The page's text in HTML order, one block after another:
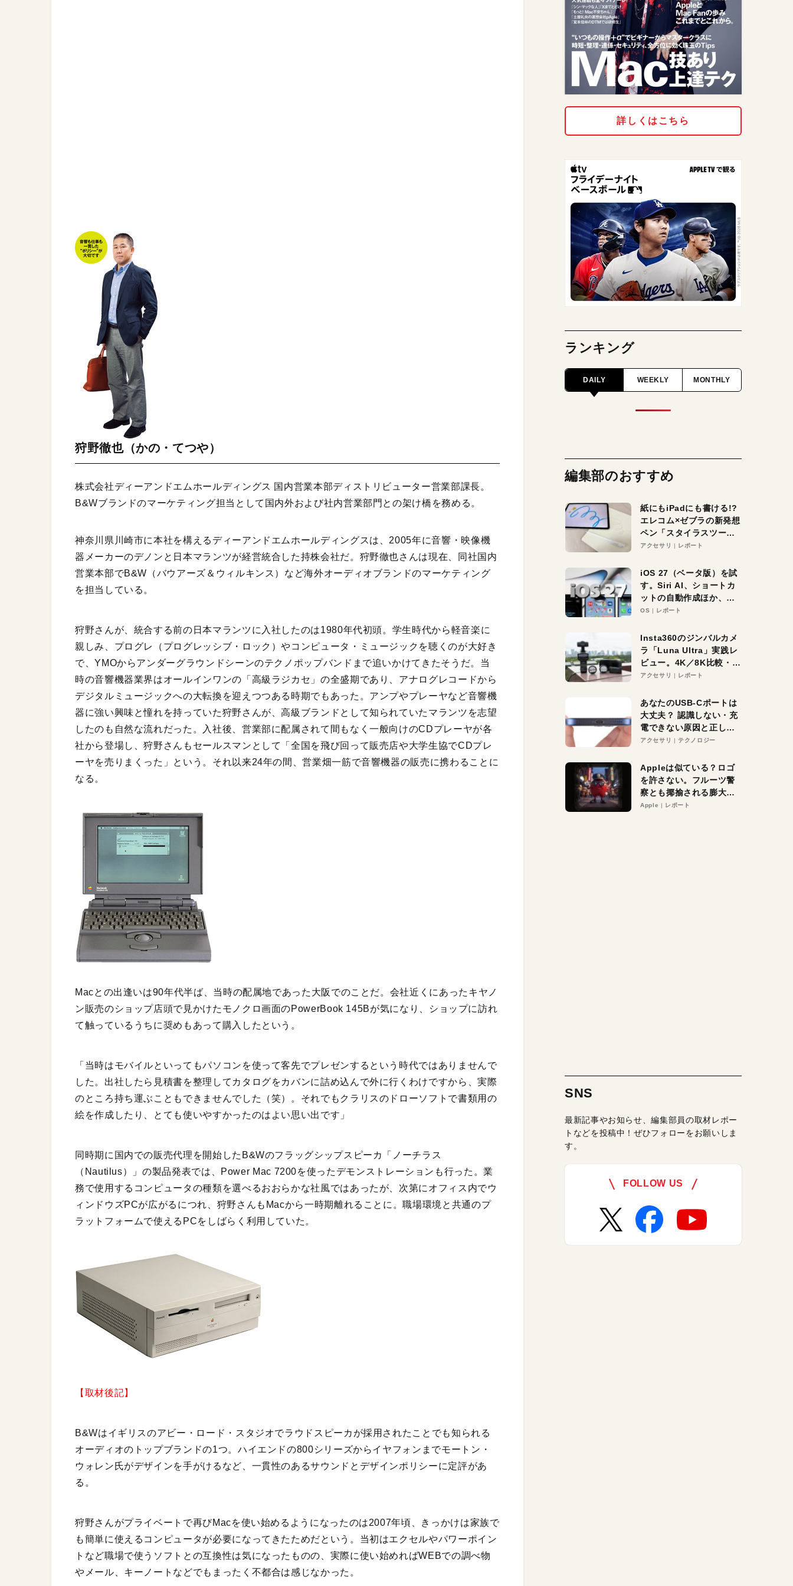
狩野徹也（かの・てつや）
株式会社ディーアンドエムホールディングス 国内営業本部ディストリビューター営業部課長。
B&Wブランドのマーケティング担当として国内外および社内営業部門との架け橋を務める。
神奈川県川崎市に本社を構えるディーアンドエムホールディングスは、2005年に音響・映像機
器メーカーのデノンと日本マランツが経営統合した持株会社だ。狩野徹也さんは現在、同社国内
営業本部でB&W（バウアーズ＆ウィルキンス）など海外オーディオブランドのマーケティング
を担当している。
狩野さんが、統合する前の日本マランツに入社したのは1980年代初頭。学生時代から軽音楽に
親しみ、プログレ（プログレッシブ・ロック）やコンピュータ・ミュージックを聴くのが大好き
で、YMOからアンダーグラウンドシーンのテクノポップバンドまで追いかけてきたそうだ。当
時の音響機器業界はオールインワンの「高級ラジカセ」の全盛期であり、アナログレコードから
デジタルミュージックへの大転換を迎えつつある時期でもあった。アンプやプレーヤなど音響機
器に強い興味と憧れを持っていた狩野さんが、高級ブランドとして知られていたマランツを志望
したのも自然な流れだった。入社後、営業部に配属されて間もなく一般向けのCDプレーヤが各
社から登場し、狩野さんもセールスマンとして「全国を飛び回って販売店や大学生協でCDプレ
ーヤを売りまくった」という。それ以来24年の間、営業畑一筋で音響機器の販売に携わることに
なる。
Macとの出逢いは90年代半ば、当時の配属地であった大阪でのことだ。会社近くにあったキヤノ
ン販売のショップ店頭で見かけたモノクロ画面のPowerBook 145Bが気になり、ショップに訪れ
て触っているうちに奨めもあって購入したという。
「当時はモバイルといってもパソコンを使って客先でプレゼンするという時代ではありませんで
した。出社したら見積書を整理してカタログをカバンに詰め込んで外に行くわけですから、実際
のところ持ち運ぶこともできませんでした（笑）。それでもクラリスのドローソフトで書類用の
絵を作成したり、とても使いやすかったのはよい思い出です」
同時期に国内での販売代理を開始したB&Wのフラッグシップスピーカ「ノーチラス
（Nautilus）」の製品発表では、Power Mac 7200を使ったデモンストレーションも行った。業
務で使用するコンピュータの種類を選べるおおらかな社風ではあったが、次第にオフィス内でウ
ィンドウズPCが広がるにつれ、狩野さんもMacから一時期離れることに。職場環境と共通のプ
ラットフォームで使えるPCをしばらく利用していた。
【取材後記】
B&Wはイギリスのアビー・ロード・スタジオでラウドスピーカが採用されたことでも知られる
オーディオのトップブランドの1つ。ハイエンドの800シリーズからイヤフォンまでモートン・
ウォレン氏がデザインを手がけるなど、一貫性のあるサウンドとデザインポリシーに定評があ
る。
狩野さんがプライベートで再びMacを使い始めるようになったのは2007年頃、きっかけは家族で
も簡単に使えるコンピュータが必要になってきたためだという。当初はエクセルやパワーポイン
トなど職場で使うソフトとの互換性は気になったものの、実際に使い始めればWEBでの調べ物
やメール、キーノートなどでもまったく不都合は感じなかった。
詳しくはこちら
ランキング
DAILY WEEKLY MONTHLY
編集部のおすすめ
紙にもiPadにも書ける!?
エレコム×ゼブラの新発想
ペン「スタイラスツーウ
ェイ」レビュー。持ち替
アクセサリ レポート
iOS 27（ベータ版）を試
す。Siri AI、ショートカ
ットの自動作成ほか、期
待大の便利機能5選。
る未来はすぐそこ！
OS レポート
Insta360のジンバルカメ
ラ「Luna Ultra」実践レ
ビュー。4K／8K比較・ズ
ーム・夜間撮影をチェッ
アクセサリ レポート
あなたのUSB-Cポートは
大丈夫？ 認識しない・充
電できない原因と正しい
対策
アクセサリ テクノロジー
Appleは似ている？ロゴ
を許さない。フルーツ警
察とも揶揄される膨大な
異議申し立て。対象は非
Apple レポート
SNS
最新記事やお知らせ、編集部員の取材レポー
トなどを投稿中！ぜひフォローをお願いしま
す。
FOLLOW US